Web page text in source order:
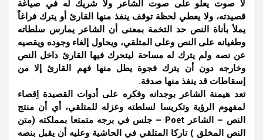
لا صوت يعلو على صوت الشاعر ولا شريك له في صياغة
قصيدته، ولا يعطي لحظة توقف ينفذ منها القارئ أو يترك فراغاً
يملأ بأناة النص حد التخمة بمعنى أن الشاعر يمارس سلطاته
وطغيانه على النص وعلى المتلقي، ويحاول إلغاء وجوده ويقصيه
عن نصه ولم يترك له مساحة ليتحرك فيها القارئ داخل النص
وخارجه دون أن يترك فجوة يطل منها فهم القارئ إلا من
إسقاطات قد ينفذ منها صدفة.
تعد هيمنة الشاعر بوجدانه وفكره على أدوات القصيدة اِقصاء
لمفهوم الرؤية وتكريسا لسلطته وعزله للمتلقي، أي أن منتج
النص – الشاعر Poet – جلس في برجه متمتعا بمملكته (متن
النص المخلق ) تاركا المتلقي في الحاشية وعليه أن يقبل بنصه